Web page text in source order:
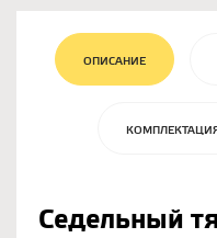
ОПИСАНИЕ
Седельный